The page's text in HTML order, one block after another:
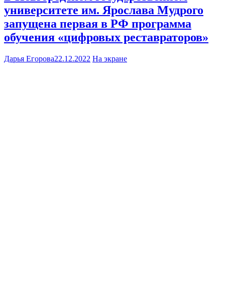
университете им. Ярослава Мудрого
запущена первая в РФ программа
обучения «цифровых реставраторов»
Дарья Егорова22.12.2022 На экране